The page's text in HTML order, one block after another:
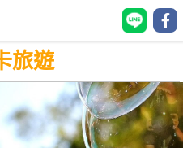
旅遊